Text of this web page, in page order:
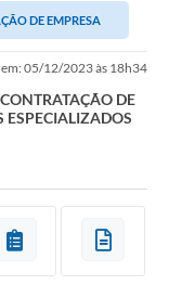
DE EMPRESA
05/12/2023 às 18h34
DE
ESPECIALIZADOS